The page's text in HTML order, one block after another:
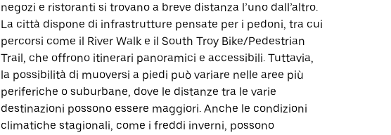
negozi e ristoranti si trovano a breve distanza l’uno dall’altro.
La città dispone di infrastrutture pensate per i pedoni, tra cui
percorsi come il River Walk e il South Troy Bike/Pedestrian
Trail, che offrono itinerari panoramici e accessibili. Tuttavia,
la possibilità di muoversi a piedi può variare nelle aree più
periferiche o suburbane, dove le distanze tra le varie
destinazioni possono essere maggiori. Anche le condizioni
climatiche stagionali, come i freddi inverni, possono